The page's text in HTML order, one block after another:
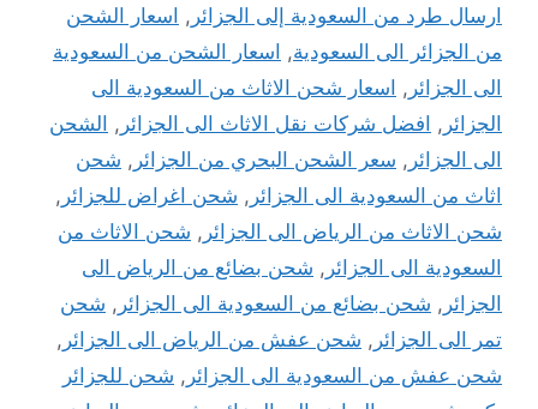
ارسال طرد من السعودية إلى الجزائر , اسعار الشحن
من الجزائر الى السعودية, اسعار الشحن من السعودية
الى الجزائر , اسعار شحن الاثاث من السعودية الى
الجزائر , افضل شركات نقل الاثاث الى الجزائر , الشحن
الى الجزائر , سعر الشحن البحري من الجزائر , شحن
اثاث من السعودية الى الجزائر , شحن اغراض للجزائر ,
شحن الاثاث من الرياض الى الجزائر , شحن الاثاث من
السعودية الى الجزائر , شحن بضائع من الرياض الى
الجزائر , شحن بضائع من السعودية الى الجزائر , شحن
تمر الى الجزائر , شحن عفش من الرياض الى الجزائر ,
شحن عفش من السعودية الى الجزائر , شحن للجزائر